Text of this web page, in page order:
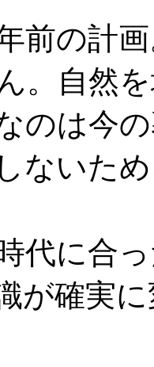
前の計
。自然
のは今
ないた
代に合
が確実